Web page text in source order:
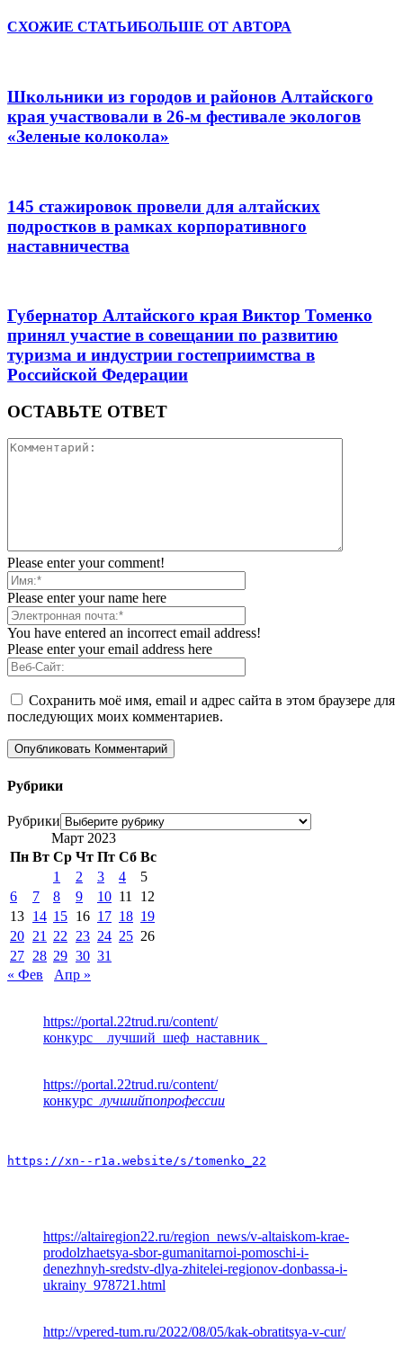
СХОЖИЕ СТАТЬИБОЛЬШЕ ОТ АВТОРА
Школьники из городов и районов Алтайского
края участвовали в 26-м фестивале экологов
«Зеленые колокола»
145 стажировок провели для алтайских
подростков в рамках корпоративного
наставничества
Губернатор Алтайского края Виктор Томенко
принял участие в совещании по развитию
туризма и индустрии гостеприимства в
Российской Федерации
ОСТАВЬТЕ ОТВЕТ
Please enter your comment!
Please enter your name here
You have entered an incorrect email address!
Please enter your email address here
Сохранить моё имя, email и адрес сайта в этом браузере для
последующих моих комментариев.
Рубрики
Рубрики
Март 2023
Пн Вт Ср Чт Пт Сб Вс
1
2 3 4
5
6
7 8 9 10 11
12
13 14 15 16 17 18 19
20 21 22 23 24 25 26
27 28 29 30 31
« Фев
Апр »
https://portal.22trud.ru/content/
конкурс__лучший_шеф_наставник_
https://portal.22trud.ru/content/
конкурс _лучшийпопрофессии
https://xn--r1a.website/s/tomenko_22
https://altairegion22.ru/region_news/v-altaiskom-krae-
prodolzhaetsya-sbor-gumanitarnoi-pomoschi-i-
denezhnyh-sredstv-dlya-zhitelei-regionov-donbassa-i-
ukrainy_978721.html
http://vpered-tum.ru/2022/08/05/kak-obratitsya-v-cur/